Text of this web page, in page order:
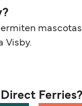
Visby.
Ferries?